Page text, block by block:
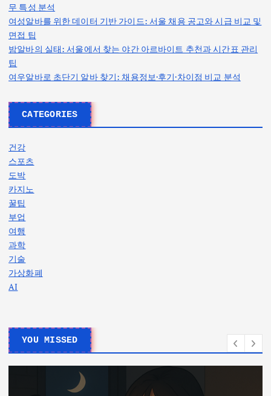
무 특성 분석
여성알바를 위한 데이터 기반 가이드: 서울 채용 공고와 시급 비교 및
면접 팁
밤알바의 실태: 서울에서 찾는 야간 아르바이트 추천과 시간표 관리
팁
여우알바로 초단기 알바 찾기: 채용정보·후기·차이점 비교 분석
CATEGORIES
건강
스포츠
도박
카지노
꿀팁
부업
여행
과학
기술
가상화폐
AI
YOU MISSED